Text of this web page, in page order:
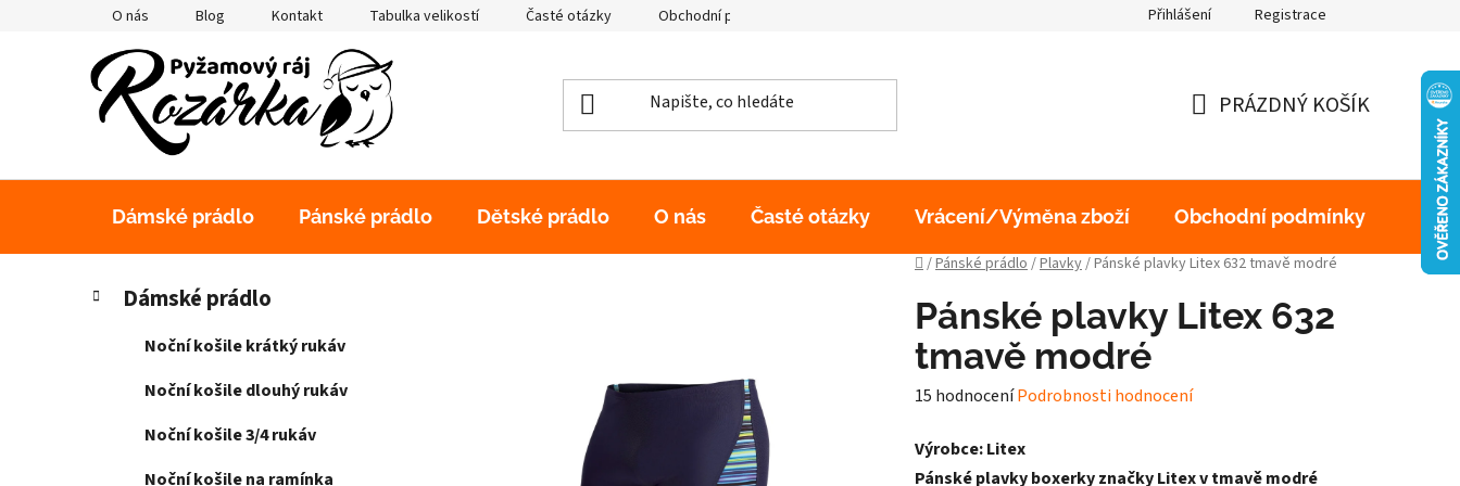
O nás Blog Kontakt Tabulka velikostí Časté otázky Obchodní podmínky Přihlášení Registrace
KOŠÍK
PRÁZDNÝ KOŠÍK
Dámské prádlo Pánské prádlo Dětské prádlo O nás Časté otázky Vrácení/Výměna zboží Obchodní podmínky
Domů
/Pánské prádlo/Plavky/Pánské plavky Litex 632 tmavě modré
P
Přeskočit
kategorie
K
a
Dámské prádlo
Noční košile krátký rukáv
Noční košile dlouhý rukáv
Noční košile 3/4 rukáv
Noční košile na ramínka
Pánské plavky Litex 632
tmavě modré
Průměrné
produktu
15 hodnoceníPodrobnosti hodnocení
Výrobce: Litex
Pánské plavky boxerky značky Litex v tmavě modré